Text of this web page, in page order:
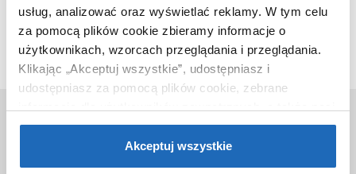
usług, analizować oraz wyświetlać reklamy. W tym celu
za pomocą plików cookie zbieramy informacje o
użytkownikach, wzorcach przeglądania i przeglądania.
Klikając „Akceptuj wszystkie”, udostępniasz i
udostępniasz za pomocą plików cookie, zebrane
partnerzy reklamowi.Jeśli chcesz, włącz „Tylko
wymagane pliki cookie”.Pamiętaj jednak, że
zablokowane niektóre pliki cookie mogą mieć wpływ na
Akceptuj wszystkie
O nas
O sklepie